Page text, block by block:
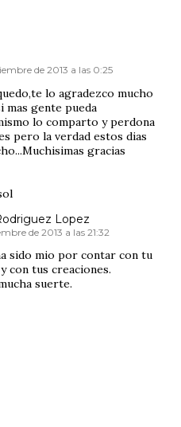
de 2013 a las 0:25
lo agradezco mucho
mas gente pueda
lo comparto y perdona
pero la verdad estos dias
gracias
Lopez
de 2013 a las 21:32
sido mio por contar con tu
con tus creaciones.
suerte.